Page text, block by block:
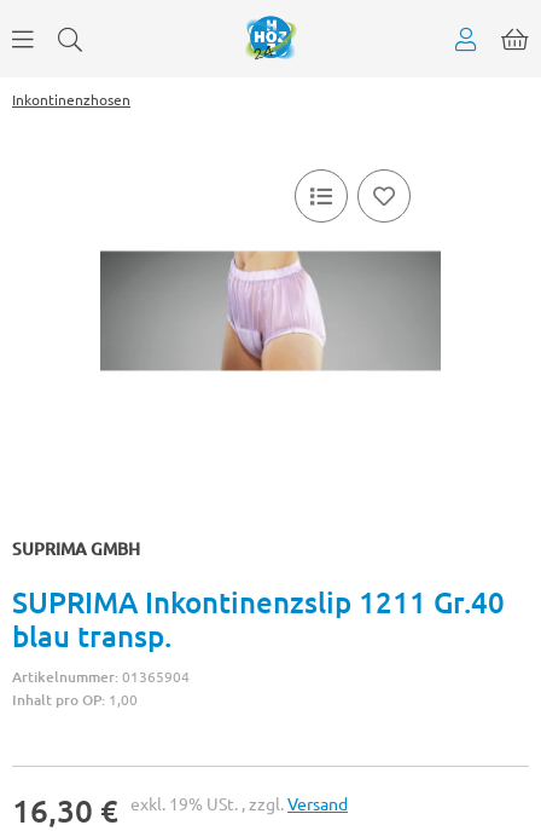
Inkontinenzhosen
SUPRIMA GMBH
SUPRIMA Inkontinenzslip 1211 Gr.40
blau transp.
Artikelnummer:01365904
Inhalt pro OP: 1,00
16,30 € exkl. 19% USt. , zzgl.Versand